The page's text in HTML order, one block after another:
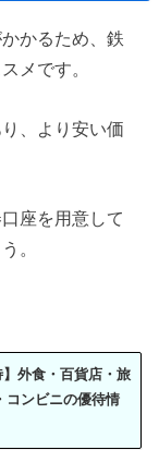
かるため、鉄
メです。
、より安い価
座を用意して
。
】外食・百貨店・旅
コンビニの優待情